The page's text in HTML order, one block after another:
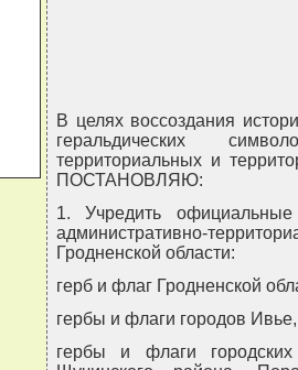
В целях воссоздания
геральдических
территориальных и
ПОСТАНОВЛЯЮ:
1. Учредить
административно-
Гродненской области:
герб и флаг Гродненской
гербы и флаги городов
гербы и флаги